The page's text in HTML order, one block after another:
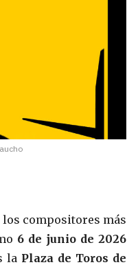
los compositores más
6 de junio de 2026
la Plaza de Toros de